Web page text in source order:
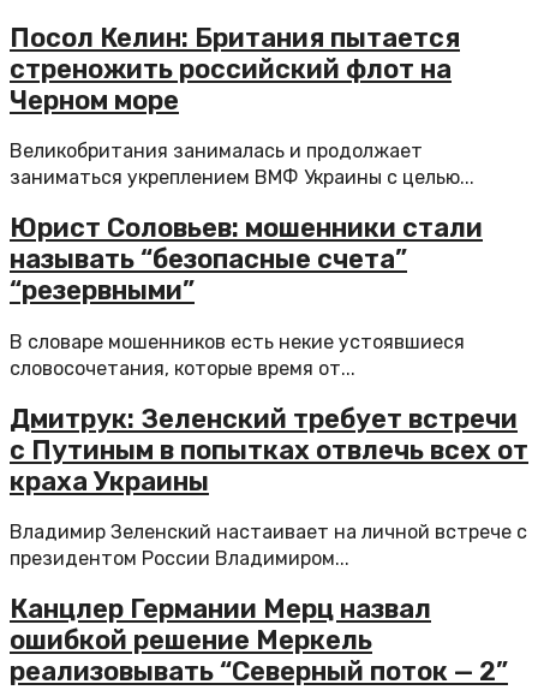
Посол Келин: Британия пытается
стреножить российский флот на
Черном море
Великобритания занималась и продолжает
заниматься укреплением ВМФ Украины с целью...
Юрист Соловьев: мошенники стали
называть “безопасные счета”
“резервными”
В словаре мошенников есть некие устоявшиеся
словосочетания, которые время от...
Дмитрук: Зеленский требует встречи
с Путиным в попытках отвлечь всех от
краха Украины
Владимир Зеленский настаивает на личной встрече с
президентом России Владимиром...
Канцлер Германии Мерц назвал
ошибкой решение Меркель
реализовывать “Северный поток — 2”